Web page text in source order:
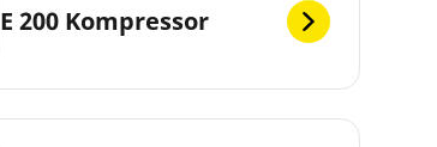
E 200 Kompressor